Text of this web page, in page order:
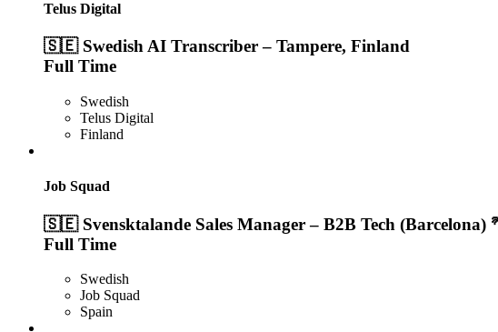
Telus Digital
🇸🇪 Swedish AI Transcriber – Tampere, Finland
Full Time
Swedish
Telus Digital
Finland
Job Squad
🇸🇪 Svensktalande Sales Manager – B2B Tech (Barcelona)
Full Time
Swedish
Job Squad
Spain